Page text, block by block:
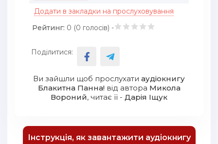
Додати в закладки на прослуховування
Рейтинг: 0 (0 голосів) -
Поділитися:
Ви зайшли щоб прослухати аудіокнигу
Блакитна Панна!від автора Микола
Вороний, читає її - Дарія Іщук
Інструкція, як завантажити аудіокнигу